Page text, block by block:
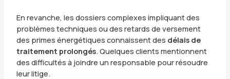
En revanche, les dossiers complexes impliquant des
problèmes techniques ou des retards de versement
des primes énergétiques connaissent des délais de
traitement prolongés. Quelques clients mentionnent
des difficultés à joindre un responsable pour résoudre
leur litige.